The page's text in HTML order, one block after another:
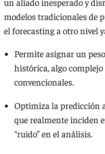
modelos tradicionales de
el forecasting a otro nivel
Permite asignar un
histórica, algo
convencionales.
Optimiza la predicción
que realmente inciden
“ruido” en el análisis.